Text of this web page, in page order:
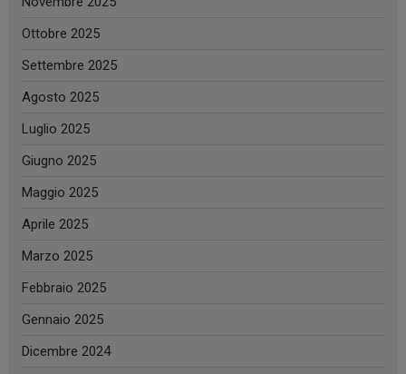
Ottobre 2025
Settembre 2025
Agosto 2025
Luglio 2025
Giugno 2025
Maggio 2025
Aprile 2025
Marzo 2025
Febbraio 2025
Gennaio 2025
Dicembre 2024